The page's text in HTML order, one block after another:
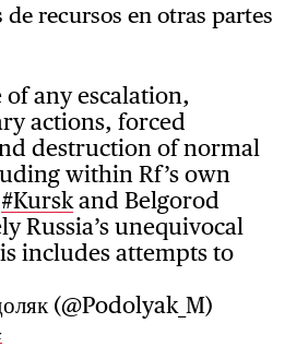
de recursos en otras partes
of any escalation,
actions, forced
destruction of normal
within Rf’s own
#Kurskand Belgorod
Russia’s unequivocal
includes attempts to
(@Podolyak_M)